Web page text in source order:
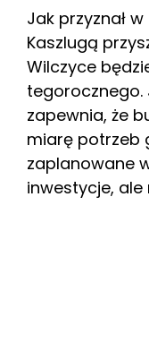
Jak przyznał
Kaszlugą
Wilczyce
tegorocznego.
zapewnia, że
miarę potrzeb
zaplanowane
inwestycje, ale